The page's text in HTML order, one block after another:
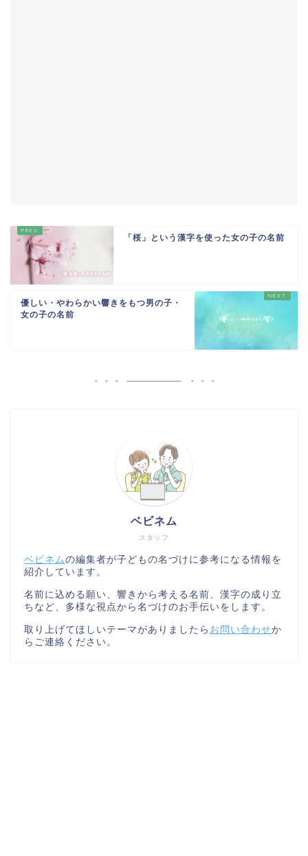
「桜」という漢字を使った女の子の名前
優しい・やわらかい響きをもつ男の子・
女の子の名前
スタッフ
ベビネム
ベビネム の編集者が子どもの名づけに参考になる情報を
紹介しています。
名前に込める願い、響きから考える名前、漢字の成り立
ちなど、多様な視点から名づけのお手伝いをします。
取り上げてほしいテーマがありましたら お問い合わせか
らご連絡ください。